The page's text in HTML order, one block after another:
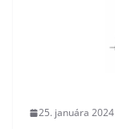
25. januára 2024